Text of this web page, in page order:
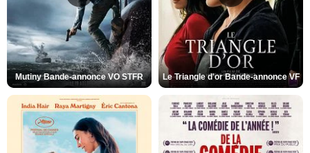
Mutiny Bande-annonce VO STFR Le Triangle d'or Bande-annonce VF